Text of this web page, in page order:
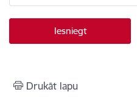
Drukāt lapu